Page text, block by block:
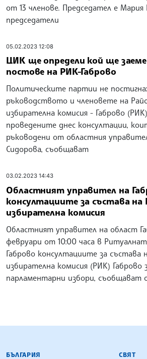
от 13 членове. Председател е Мария
председатели
05.02.2023 12:08
ЦИК ще определи кой ще
постове на РИК-Габрово
Политическите партии не
ръководството и членовете на
избирателна комисия - Габрово
проведените днес консултации,
ръководени от областния
Сидорова, съобщават
03.02.2023 14:43
Областният управител на
консултациите за състава на
избирателна комисия
Областният управител на област
февруари от 10:00 часа в
Габрово консултациите за състава
избирателна комисия (РИК)
парламентарни избори, съобщават
БЪЛГАРСКА
БЪЛГАРИЯ СВЯТ